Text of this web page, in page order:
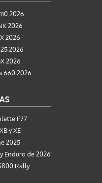
2026
2026
2026
2026
2026
660 2026
F77
y XE
2025
Enduro de 2026
Rally